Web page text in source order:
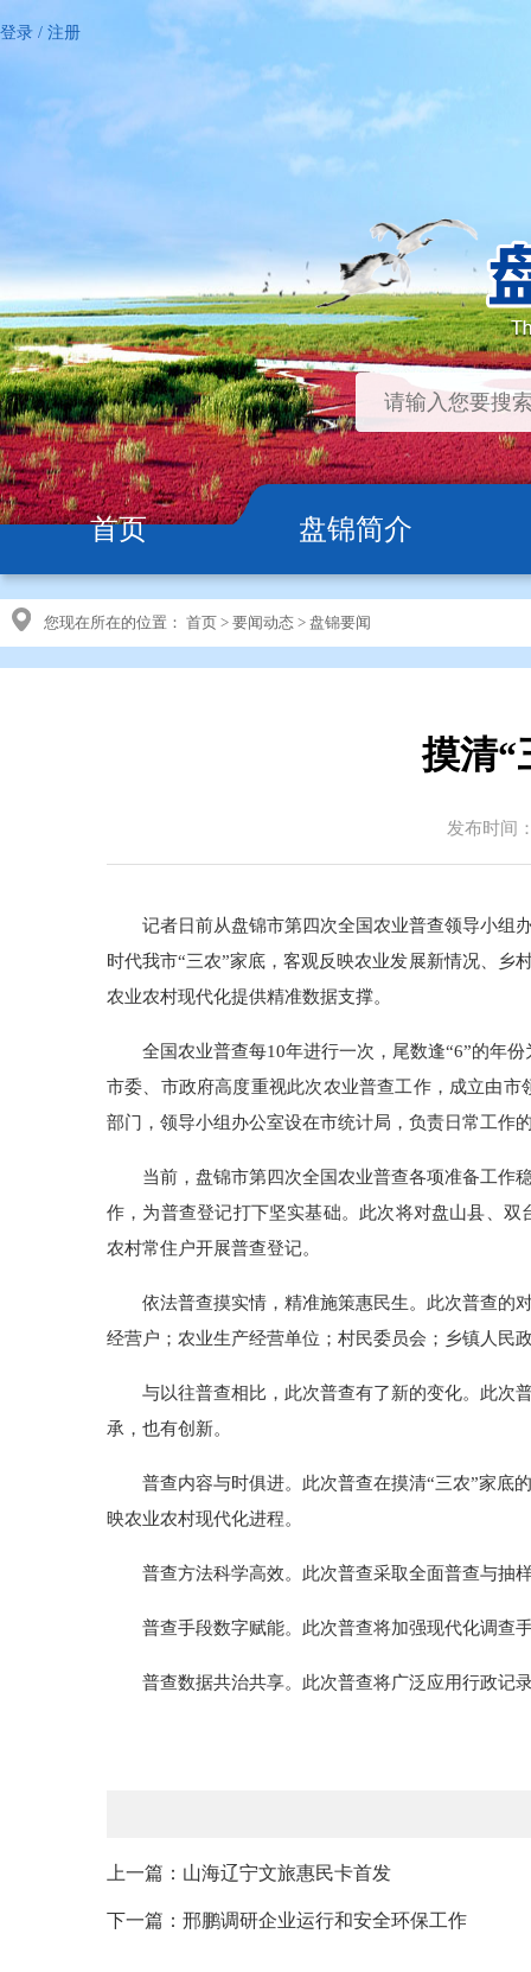
登录 / 注册
首页 盘锦简介
您现在所在的位置： 首页 > 要闻动态 > 盘锦要闻
摸清“
发布时间
记者日前从盘锦市第四次全国农业普查领导小组
时代我市“三农”家底，客观反映农业发展新情况、乡
农业农村现代化提供精准数据支撑。
全国农业普查每10年进行一次，尾数逢“6”的年
市委、市政府高度重视此次农业普查工作，成立由
部门，领导小组办公室设在市统计局，负责日常工作
当前，盘锦市第四次全国农业普查各项准备工作
作，为普查登记打下坚实基础。此次将对盘山县、
农村常住户开展普查登记。
依法普查摸实情，精准施策惠民生。此次普查的
经营户；农业生产经营单位；村民委员会；乡镇人民
与以往普查相比，此次普查有了新的变化。此次
承，也有创新。
普查内容与时俱进。此次普查在摸清“三农”家底
映农业农村现代化进程。
普查方法科学高效。此次普查采取全面普查与抽
普查手段数字赋能。此次普查将加强现代化调查
普查数据共治共享。此次普查将广泛应用行政记
上一篇：山海辽宁文旅惠民卡首发
下一篇：邢鹏调研企业运行和安全环保工作